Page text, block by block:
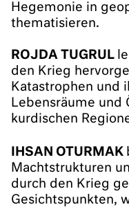
Hegemonie in
thematisieren.
ROJDA TUGRUL
den Krieg
Katastrophen und
Lebensräume und
kurdischen
IHSAN OTURMAK
Machtstrukturen
durch den Krieg
Gesichtspunkten,